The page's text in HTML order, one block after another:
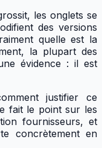
les onglets se
des versions
quelle est la
la plupart des
évidence : il est
justifier ce
fait le point sur les
fournisseurs, et
concrètement en